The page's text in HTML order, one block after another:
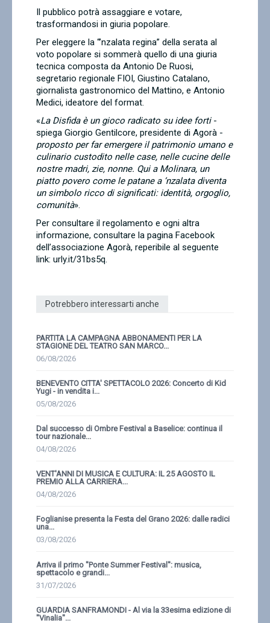
Il pubblico potrà assaggiare e votare,
trasformandosi in giuria popolare.
Per eleggere la “’nzalata regina” della serata al
voto popolare si sommerà quello di una giuria
tecnica composta da Antonio De Ruosi,
segretario regionale FIOI, Giustino Catalano,
giornalista gastronomico del Mattino, e Antonio
Medici, ideatore del format.
«La Disfida è un gioco radicato su idee forti -
spiega Giorgio Gentilcore, presidente di Agorà -
proposto per far emergere il patrimonio umano e
culinario custodito nelle case, nelle cucine delle
nostre madri, zie, nonne. Qui a Molinara, un
piatto povero come le patane a ‘nzalata diventa
un simbolo ricco di significati: identità, orgoglio,
comunità».
Per consultare il regolamento e ogni altra
informazione, consultare la pagina Facebook
dell’associazione Agorà, reperibile al seguente
link: urly.it/31bs5q.
Potrebbero interessarti anche
PARTITA LA CAMPAGNA ABBONAMENTI PER LA
STAGIONE DEL TEATRO SAN MARCO...
06/08/2026
BENEVENTO CITTA' SPETTACOLO 2026: Concerto di Kid
Yugi - in vendita i...
05/08/2026
Dal successo di Ombre Festival a Baselice: continua il
tour nazionale...
04/08/2026
VENT'ANNI DI MUSICA E CULTURA: IL 25 AGOSTO IL
PREMIO ALLA CARRIERA...
04/08/2026
Foglianise presenta la Festa del Grano 2026: dalle radici
una...
03/08/2026
Arriva il primo ''Ponte Summer Festival'': musica,
spettacolo e grandi...
31/07/2026
GUARDIA SANFRAMONDI - Al via la 33esima edizione di
''Vinalia''...